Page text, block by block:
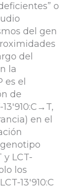
o
del gen
del
la
es el
de
en el
y LCT-
los
13′910:C